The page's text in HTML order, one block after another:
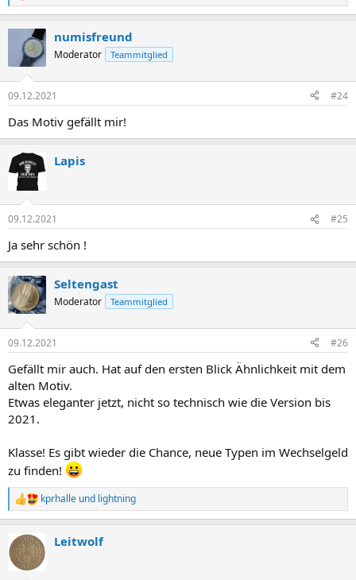
e
e
:
numisfreund
Moderator Teammitglied
09.12.2021 #24
Das Motiv gefällt mir!
Lapis
09.12.2021 #25
Ja sehr schön !
Seltengast
Moderator Teammitglied
09.12.2021 #26
Gefällt mir auch. Hat auf den ersten Blick Ähnlichkeit mit dem
alten Motiv.
Etwas eleganter jetzt, nicht so technisch wie die Version bis
2021.
Klasse! Es gibt wieder die Chance, neue Typen im Wechselgeld
zu finden!
R
e
k
t
i
kprhalle und lightning
Leitwolf